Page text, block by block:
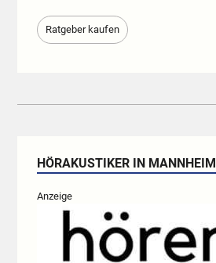
Ratgeber kaufen
HÖRAKUSTIKER IN MANNHEIM
Anzeige